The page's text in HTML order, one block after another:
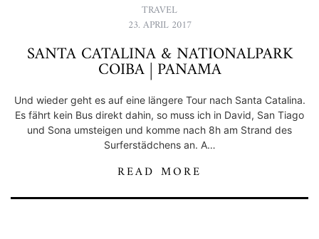
TRAVEL
23. APRIL 2017
SANTA CATALINA & NATIONALPARK
COIBA | PANAMA
Und wieder geht es auf eine längere Tour nach Santa Catalina.
Es fährt kein Bus direkt dahin, so muss ich in David, San Tiago
und Sona umsteigen und komme nach 8h am Strand des
Surferstädchens an. A…
READ MORE